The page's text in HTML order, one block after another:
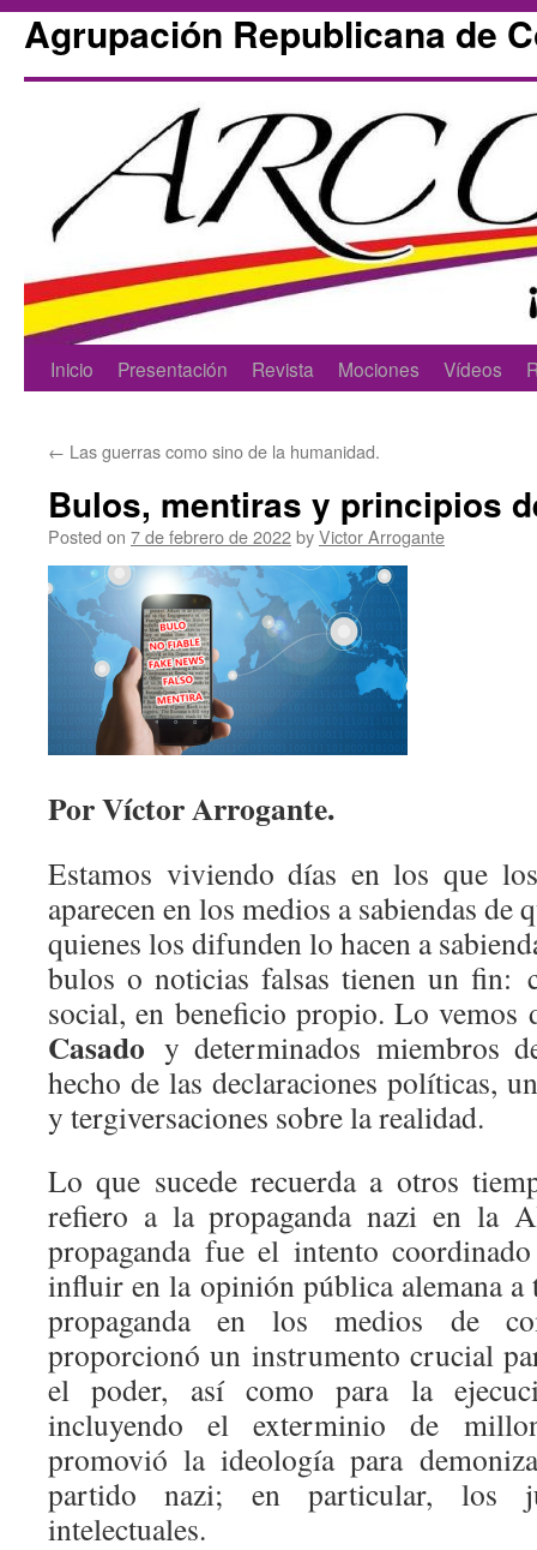
Agrupación Republicana de
Skip
content
Inicio Presentación Revista Mociones Vídeos
← Las guerras como sino de la humanidad.
Bulos, mentiras y principios
Posted on 7 de febrero de 2022byVictor Arrogante
Por Víctor Arrogante.
Estamos viviendo días en los que
aparecen en los medios a sabiendas de
quienes los difunden lo hacen a
bulos o noticias falsas tienen un fin:
social, en beneficio propio. Lo
Casado y determinados miembros
hecho de las declaraciones políticas,
y tergiversaciones sobre la realidad.
Lo que sucede recuerda a otros
refiero a la propaganda nazi en la
propaganda fue el intento
influir en la opinión pública alemana a
propaganda en los medios de
proporcionó un instrumento crucial
el poder, así como para la
incluyendo el exterminio de
promovió la ideología para
partido nazi; en particular, los
intelectuales.